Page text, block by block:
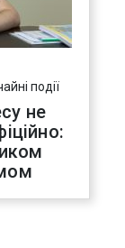
події
не